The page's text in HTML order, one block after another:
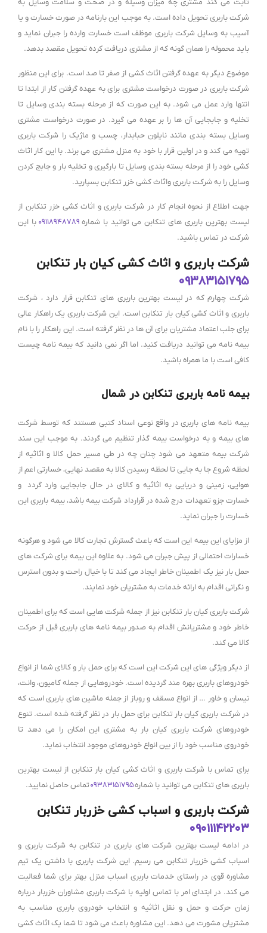
شرکت باربری تحویل داده است. به موجب این بارنامه در صورت خسارت و یا
آسیب به وسایل شرکت باربری موظف است خسارت وارده را جبران نماید و
باید محموله را همان گونه که از مشتری دریافت کرده تحویل مقصد بدهد.
موضوع دیگر به عهده گرفتن اثاث کشی از صفر تا صد است. برای این منظور
شرکت باربری در صورت درخواست مشتری برای به عهده گرفتن کار از ابتدا تا
انتها وارد عمل می شود. به این صورت که از مرحله بسته بندی وسایل تا
تخلیه و جابجایی آن ها را بر عهده می گیرد. در صورت درخواست مشتری
وسایل بسته بندی مانند نایلون حبابدار، چسب و ماژیک را شرکت باربری
تهیه می کند و در اولین قرار با خود به منزل مشتری می برند. با این کار اثاث
کشی خود را از مرحله بسته بندی وسایل تا بارگیری و تخلیه بار و جابج کردن
وسایل را به شرکت باربری واثاث کشی خزر تنکابن بسپارید.
جهت اطلاع از نحوه انجام کار در شرکت باربری و اثاث کشی خزر تنکابن از
لیست بهترین باربری های تنکابن می توانید با شماره ۰۹۱۱۸۹۴۸۷۸۹ با این
شرکت در تماس باشید.
شرکت باربری و اثاث کشی کیان بار تنکابن
۰۹۳۸۳۱۵۱۷۹۵
شرکت چهارم که در لیست بهترین باربری های تنکابن قرار دارد ، شرکت
باربری و اثاث کشی کیان بار تنکابن است. این شرکت باربری یک راهکار عالی
برای جلب اعتماد مشتریان برای آن ها در نظر گرفته است. این راهکار را با نام
بیمه نامه می توانید دریافت کنید. اما اگر نمی دانید که بیمه نامه چیست
کافی است با ما همراه باشید.
بیمه نامه باربری تنکابن در شمال
بیمه نامه های باربری در واقع نوعی اسناد کتبی هستند که توسط شرکت
های بیمه و به درخواست بیمه گذار تنظیم می گردند. به موجب این سند
شرکت بیمه متعهد می شود چنان چه در طی مسیر حمل کالا و اثاثیه از
لحظه شروع جا به جایی تا لحظه رسیدن کالا به مقصد نهایی، خسارتی اعم از
هوایی، زمینی و دریایی به اثاثیه و کالای در حال جابجایی وارد گردد و
خسارت جزو تعهدات درج شده در قرارداد شرکت بیمه باشد، بیمه باربری این
خسارت را جبران نماید.
از مزایای این بیمه این است که باعث گسترش تجارت کالا می شود و هرگونه
خسارات احتمالی از پیش جبران می شود. به علاوه این بیمه برای شرکت های
حمل بار نیز یک اطمینان خاطر ایجاد می کند تا با خیال راحت و بدون استرس
و نگرانی اقدام به ارائه خدمات به مشتریان خود نمایند.
شرکت باربری کیان بار تنکابن نیز از جمله شرکت هایی است که برای اطمینان
خاطر خود و مشتریانش اقدام به صدور بیمه نامه های باربری قبل از حرکت
کالا می کند.
از دیگر ویژگی های این شرکت این است که برای حمل بار و کالای شما از انواع
خودروهای باربری بهره مند گردیده است. خودروهایی از جمله کامیون، وانت،
نیسان و خاور … از انواع مسقف و روباز از جمله ماشین های باربری است که
در شرکت باربری کیان بار تنکابن برای حمل بار در نظر گرفته شده است. تنوع
خودروهای شرکت باربری کیان بار به مشتری این امکان را می دهد تا
خودروی مناسب خود را از بین انواع خودروهای موجود انتخاب نماید.
برای تماس با شرکت باربری و اثاث کشی کیان بار تنکابن از لیست بهترین
باربری های تنکابن می توانید با شماره۰۹۳۸۳۱۵۱۷۹۵تماس حاصل نمایید.
شرکت باربری و اسباب کشی خزربار تنکابن
۰۹۰۱۱۱۴۲۲۰۳
در ادامه لیست بهترین شرکت های باربری در تنکابن به شرکت باربری و
اسباب کشی خزربار تنکابن می رسیم. این شرکت باربری با داشتن یک تیم
مشاوره قوی در راستای خدمات باربری اسباب منزل بهتر برای شما فعالیت
می کند. در ابتدای امر با تماس اولیه با شرکت باربری مشاوران خزربار درباره
زمان حرکت و حمل و نقل اثاثیه و انتخاب خودروی باربری مناسب به
مشتریان مشورت می دهد. این مشاوره باعث می شود تا شما یک اثاث کشی